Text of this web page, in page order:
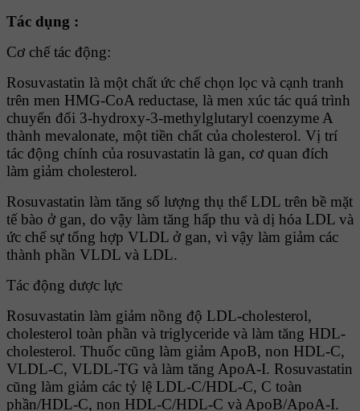
Tác dụng :
Cơ chế tác động:
Rosuvastatin là một chất ức chế chọn lọc và cạnh tranh
trên men HMG-CoA reductase, là men xúc tác quá trình
chuyển đổi 3-hydroxy-3-methylglutaryl coenzyme A
thành mevalonate, một tiền chất của cholesterol. Vị trí
tác động chính của rosuvastatin là gan, cơ quan đích
làm giảm cholesterol.
Rosuvastatin làm tăng số lượng thụ thể LDL trên bề mặt
tế bào ở gan, do vậy làm tăng hấp thu và dị hóa LDL và
ức chế sự tổng hợp VLDL ở gan, vì vậy làm giảm các
thành phần VLDL và LDL.
Tác động dược lực
Rosuvastatin làm giảm nồng độ LDL-cholesterol,
cholesterol toàn phần và triglyceride và làm tăng HDL-
cholesterol. Thuốc cũng làm giảm ApoB, non HDL-C,
VLDL-C, VLDL-TG và làm tăng ApoA-I. Rosuvastatin
cũng làm giảm các tỷ lệ LDL-C/HDL-C, C toàn
phần/HDL-C, non HDL-C/HDL-C và ApoB/ApoA-I.